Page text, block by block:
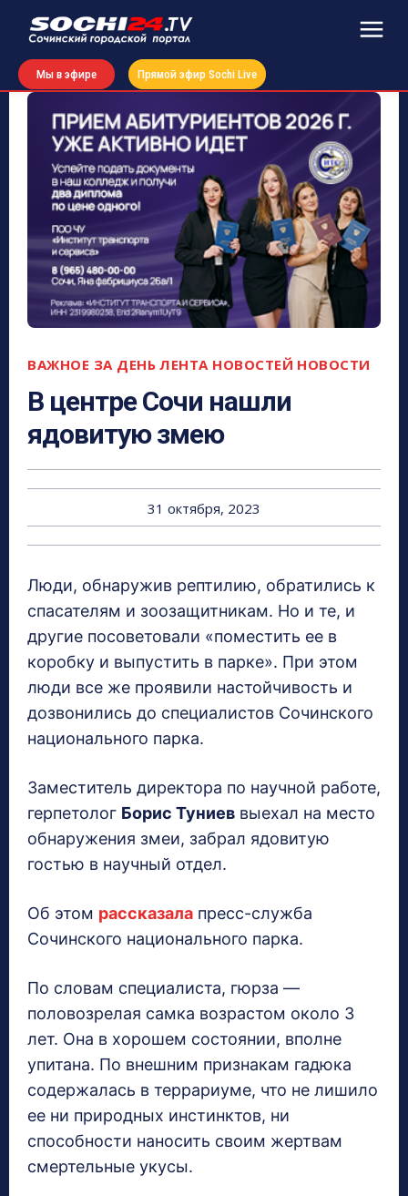
Мы в эфире Прямой эфир Sochi Live
ВАЖНОЕ ЗА ДЕНЬ ЛЕНТА НОВОСТЕЙ НОВОСТИ
В центре Сочи нашли
ядовитую змею
31 октября, 2023
Люди, обнаружив рептилию, обратились к
спасателям и зоозащитникам. Но и те, и
другие посоветовали «поместить ее в
коробку и выпустить в парке». При этом
люди все же проявили настойчивость и
дозвонились до специалистов Сочинского
национального парка.
Заместитель директора по научной работе,
герпетолог Борис Туниев выехал на место
обнаружения змеи, забрал ядовитую
гостью в научный отдел.
Об этом рассказала пресс-служба
Сочинского национального парка.
По словам специалиста, гюрза —
половозрелая самка возрастом около 3
лет. Она в хорошем состоянии, вполне
упитана. По внешним признакам гадюка
содержалась в террариуме, что не лишило
ее ни природных инстинктов, ни
способности наносить своим жертвам
смертельные укусы.